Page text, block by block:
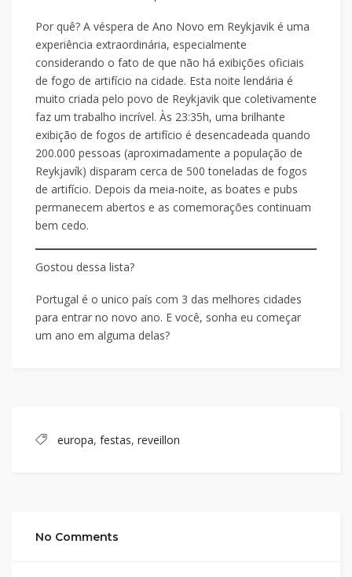
Por quê? A véspera de Ano Novo em Reykjavik é uma
experiência extraordinária, especialmente
considerando o fato de que não há exibições oficiais
de fogo de artifício na cidade. Esta noite lendária é
muito criada pelo povo de Reykjavik que coletivamente
faz um trabalho incrível. Às 23:35h, uma brilhante
exibição de fogos de artifício é desencadeada quando
200.000 pessoas (aproximadamente a população de
Reykjavík) disparam cerca de 500 toneladas de fogos
de artifício. Depois da meia-noite, as boates e pubs
permanecem abertos e as comemorações continuam
bem cedo.
Gostou dessa lista?
Portugal é o unico país com 3 das melhores cidades
para entrar no novo ano. E você, sonha eu começar
um ano em alguma delas?
europa, festas, reveillon
No Comments